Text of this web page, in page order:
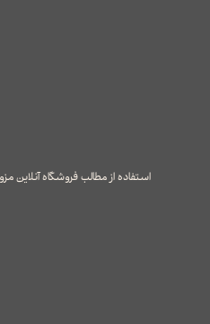
استفاده از مطالب فروشگاه